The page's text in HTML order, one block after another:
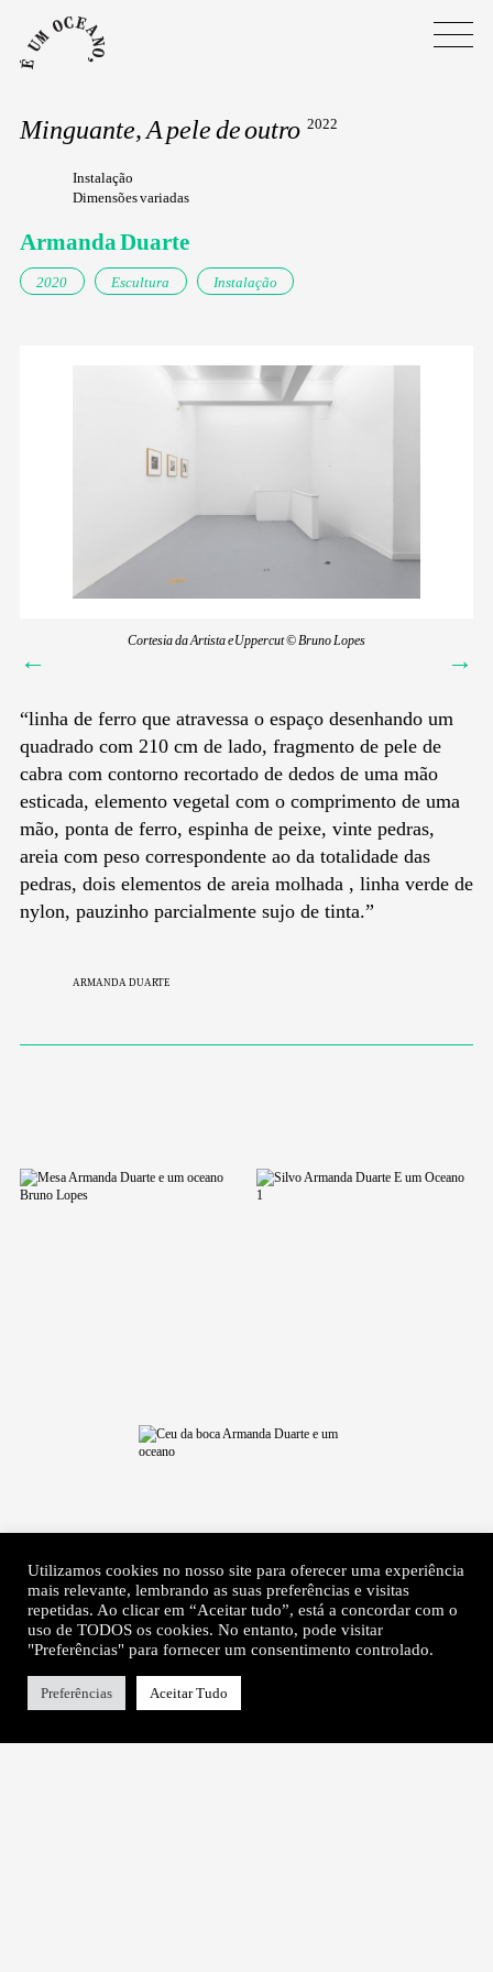
Minguante, A pele de outro 2022
Instalação
Dimensões variadas
Armanda Duarte
2020 Escultura Instalação
Cortesia da Artista e Uppercut © Bruno Lopes
← →
“linha de ferro que atravessa o espaço desenhando um
quadrado com 210 cm de lado, fragmento de pele de
cabra com contorno recortado de dedos de uma mão
esticada, elemento vegetal com o comprimento de uma
mão, ponta de ferro, espinha de peixe, vinte pedras,
areia com peso correspondente ao da totalidade das
pedras, dois elementos de areia molhada , linha verde de
nylon, pauzinho parcialmente sujo de tinta.”
armanda duarte
Utilizamos cookies no nosso site para oferecer uma experiência
mais relevante, lembrando as suas preferências e visitas
repetidas. Ao clicar em “Aceitar tudo”, está a concordar com o
uso de TODOS os cookies. No entanto, pode visitar
"Preferências" para fornecer um consentimento controlado.
Preferências Aceitar Tudo